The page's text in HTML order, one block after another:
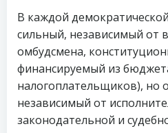
В каждой
сильный, независимый от
омбудсмена,
финансируемый из
налогоплательщиков), но
независимый от
законодательной и